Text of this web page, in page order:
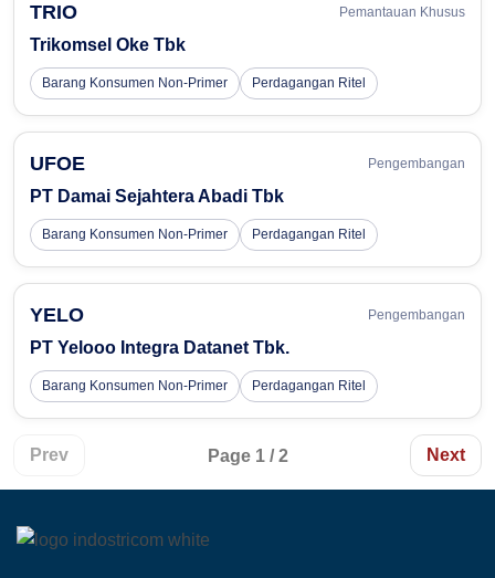
TRIO Pemantauan Khusus
Trikomsel Oke Tbk
Barang Konsumen Non-Primer Perdagangan Ritel
UFOE Pengembangan
PT Damai Sejahtera Abadi Tbk
Barang Konsumen Non-Primer Perdagangan Ritel
YELO Pengembangan
PT Yelooo Integra Datanet Tbk.
Barang Konsumen Non-Primer Perdagangan Ritel
Prev Page 1 / 2 Next